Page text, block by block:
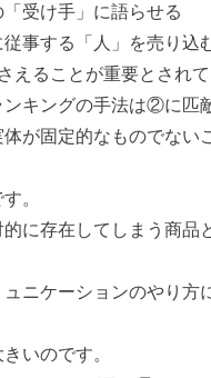
受け手」に語らせる
事する「人」を売り込
えることが重要とされて
キングの手法は②に匹
が固定的なものでない
。
に存在してしまう商品
ュニケーションのやり方
いのです。